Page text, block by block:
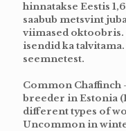
hinnatakse Eestis
saabub metsvint
viimased oktoobris.
isendid ka
seemnetest.
Common Chaffinch
breeder in Estonia
different types of
Uncommon in